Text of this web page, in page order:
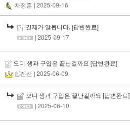
차정훈 | 2025-09-16
결제가 않됩니다. [답변완료]
| 2025-09-17
오디 생과 구입은 끝난걸까요 [답변완료]
임진선 | 2025-06-09
오디 생과 구입은 끝난걸까요 [답변완료]
| 2025-06-10